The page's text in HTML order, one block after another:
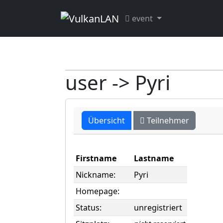
event
user -> Pyri
Übersicht Teilnehmer
Firstname
Lastname
Nickname:
Pyri
Homepage:
Status:
unregistriert